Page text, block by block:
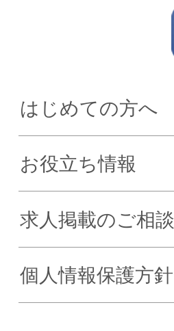
はじめての方へ
お役立ち情報
求人掲載のご相談
個人情報保護方針